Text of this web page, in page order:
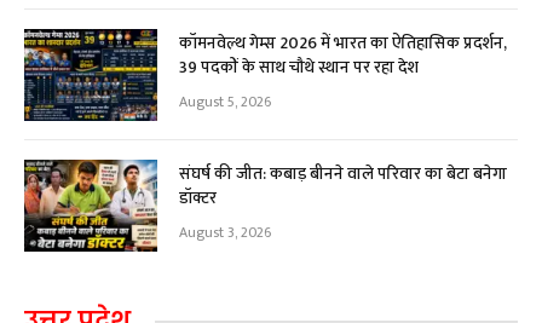
कॉमनवेल्थ गेम्स 2026 में भारत का ऐतिहासिक प्रदर्शन,
39 पदकों के साथ चौथे स्थान पर रहा देश
August 5, 2026
संघर्ष की जीत: कबाड़ बीनने वाले परिवार का बेटा बनेगा
डॉक्टर
August 3, 2026